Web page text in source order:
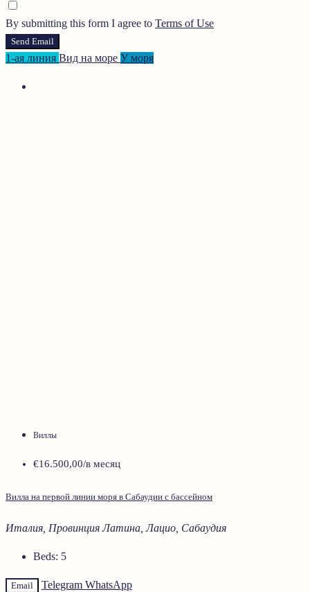
By submitting this form I agree to Terms of Use
Send Email
1-ая линия Вид на море У моря
Виллы
€16.500,00/в месяц
Вилла на первой линии моря в Сабаудии с бассейном
Италия, Провинция Латина, Лацио, Сабаудия
Beds: 5
Email Telegram WhatsApp